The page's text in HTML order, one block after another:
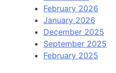
February 2026
January 2026
December 2025
September 2025
February 2025